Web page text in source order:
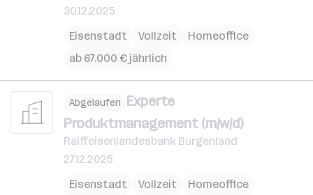
30.12.2025
Eisenstadt
Vollzeit
Homeoffice
ab 67.000 € jährlich
Abgelaufen Experte
Produktmanagement (m/w/d)
Raiffeisenlandesbank Burgenland
27.12.2025
Eisenstadt
Vollzeit
Homeoffice